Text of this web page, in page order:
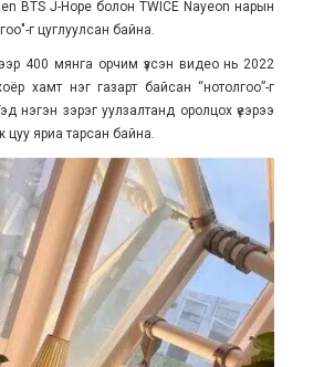
BTS J-Hope болон TWICE Nayeon нарын
г цуглуулсан байна.
400 мянга орчим үзсэн видео нь 2022
хамт нэг газарт байсан “нотолгоо”-г
нэгэн зэрэг уулзалтанд оролцох үеэрээ
цуу яриа тарсан байна.